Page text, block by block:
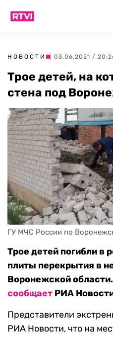
НОВОСТИ | 03.06.2021 /
Трое детей, на
стена под
ГУ МЧС России по
Трое детей погибли в
плиты перекрытия в
Воронежской
сообщает РИА
Представители
РИА Новости, что на